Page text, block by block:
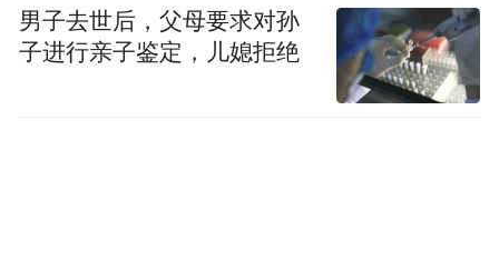
男子去世后，父母要求对孙
子进行亲子鉴定，儿媳拒绝